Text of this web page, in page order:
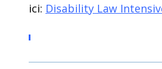
ici: Disability Law